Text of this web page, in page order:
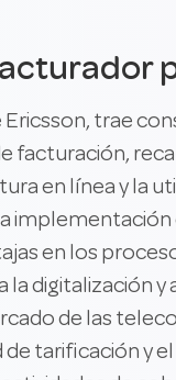
trae
facturación,
en línea y la
en los
digitalización
de las
tarificación y